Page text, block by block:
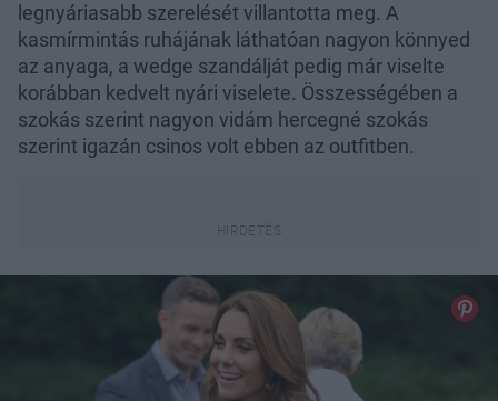
legnyáriasabb szerelését villantotta meg. A
kasmírmintás ruhájának láthatóan nagyon könnyed
az anyaga, a wedge szandálját pedig már viselte
korábban kedvelt nyári viselete. Összességében a
szokás szerint nagyon vidám hercegné szokás
szerint igazán csinos volt ebben az outfitben.